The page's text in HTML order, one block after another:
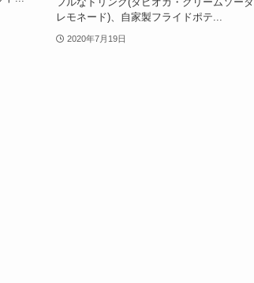
レモネード)、自家製フライドポテ...
2020年7月19日